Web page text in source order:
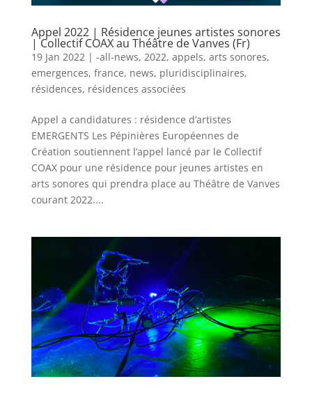
Appel 2022 | Résidence jeunes artistes sonores
| Collectif COAX au Théâtre de Vanves (Fr)
19 Jan 2022| -all-news, 2022, appels, arts sonores,
emergences, france, news, pluridisciplinaires,
résidences, résidences associées
Appel a candidatures : résidence d’artistes
EMERGENTS Les Pépinières Européennes de
Création soutiennent l’appel lancé par le Collectif
COAX pour une résidence pour jeunes artistes en
arts sonores qui prendra place au Théâtre de Vanves
courant 2022....